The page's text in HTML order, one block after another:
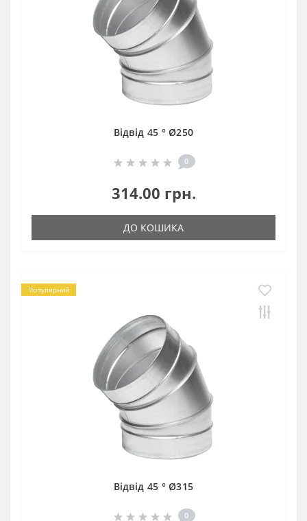
Відвід 45 ° Ø250
0
314.00 грн.
ДО КОШИКА
Популярний
Відвід 45 ° Ø315
0